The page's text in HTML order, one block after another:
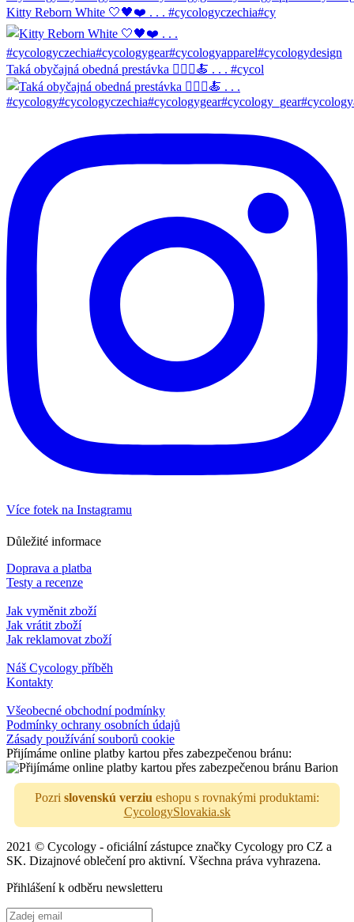
Kitty Reborn White 🤍🖤❤️ . . . #cycologyczechia#cy
Taká obyčajná obedná prestávka 🚴🏼‍♀️🍝 . . . #cycol
Více fotek na Instagramu
Důležité informace
Doprava a platba
Testy a recenze
Jak vyměnit zboží
Jak vrátit zboží
Jak reklamovat zboží
Náš Cycology příběh
Kontakty
Všeobecné obchodní podmínky
Podmínky ochrany osobních údajů
Zásady používání souborů cookie
Přijímáme online platby kartou přes zabezpečenou bránu:
Pozri slovenskú verziu eshopu s rovnakými produktami:
CycologySlovakia.sk
2021 © Cycology - oficiální zástupce značky Cycology pro CZ a
SK. Dizajnové oblečení pro aktivní. Všechna práva vyhrazena.
Přihlášení k odběru newsletteru